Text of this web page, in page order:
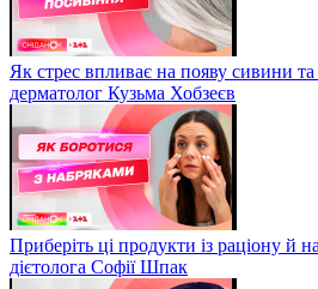
Як стрес впливає на появу сивини
дерматолог Кузьма Хобзеєв
Приберіть ці продукти із раціону й
дієтолога Софії Шпак